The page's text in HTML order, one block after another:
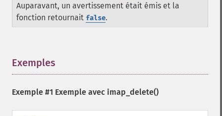
Auparavant, un avertissement était émis et la
fonction retournait false.
Exemples
Exemple #1 Exemple avec imap_delete()